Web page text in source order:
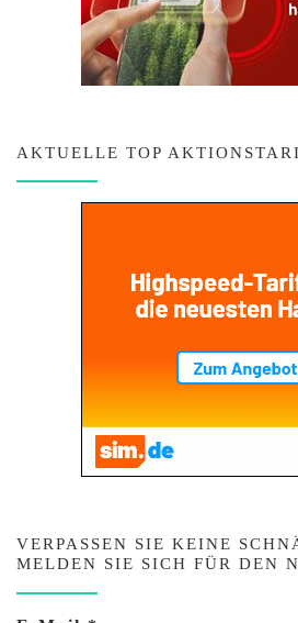
AKTUELLE TOP
VERPASSEN SIE KEINE
MELDEN SIE SICH FÜR DEN